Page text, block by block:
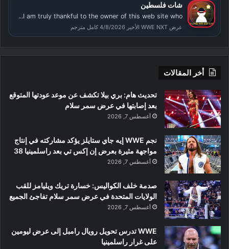
شات فلسطين
I am truly thankful to the owner of this web site who...
عرض WWE NXT الأخير 4/8/2026 كامل مترجم
أخر المقالات
تحديث هام: بري بيلا تكشف عن موعد عودتها المتوقع
بعد إصابتها في عرض سمر سلام
أغسطس 7, 2026
نجم WWE إيه جاي ستايلز يؤكد مشاركته في إنتاج
مواجهة مثيرة بعرض إن إكس تي بعد راسلمينيا 38
أغسطس 7, 2026
صدمة خلف الكواليس: خسارة تريك ويليامز للقب
الولايات المتحدة في عرض سمر سلام تفاجئ الجميع
أغسطس 7, 2026
WWE تدرس تحويل رويال رامبل إلى عرض ليومين
على غرار راسلمينيا